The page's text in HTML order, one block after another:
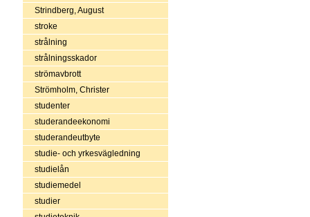
Strindberg, August
stroke
strålning
strålningsskador
strömavbrott
Strömholm, Christer
studenter
studerandeekonomi
studerandeutbyte
studie- och yrkesvägledning
studielån
studiemedel
studier